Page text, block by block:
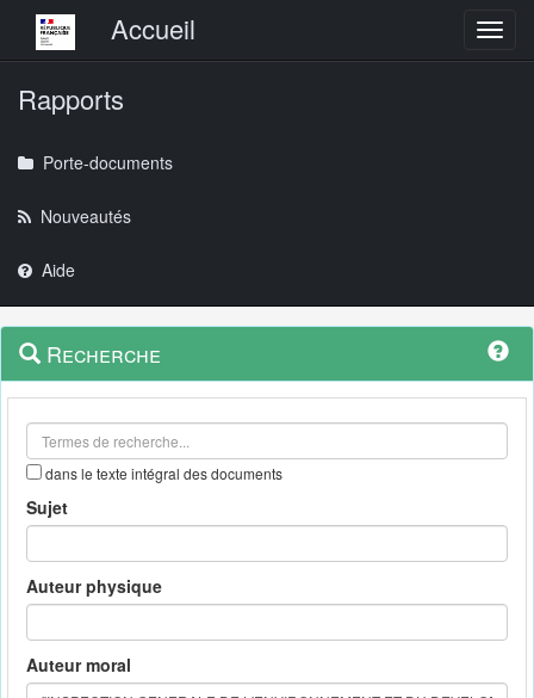
Menu principalAccueil
Rapports
Porte-documents
Nouveautés
Aide
Navigation
outils
Menu
contextuel
Recherche
dans le texte intégral des documents
Sujet
Auteur physique
Auteur moral